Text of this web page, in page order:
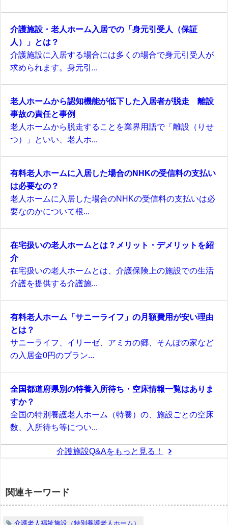
介護施設・老人ホーム入居での「身元引受人（保証
人）」とは？
介護施設に入居する場合には多くの場合で身元引受人が
求められます。身元引...
老人ホームから認知機能が低下した入居者が脱走 離設
事故の責任と事例
老人ホームから脱走することを業界用語で「離設（りせ
つ）」といい、老人ホ...
有料老人ホームに入居した場合のNHKの受信料の支払い
は必要なの？
老人ホームに入居した場合のNHKの受信料の支払いは必
要なのかについて根...
在宅扱いの老人ホームとは？メリット・デメリットを紹
介
在宅扱いの老人ホームとは、介護保険上の施設での生活
介護を提供する介護施...
有料老人ホーム「サニーライフ」の月額費用が安い理由
とは？
サニーライフ、イリーゼ、アミカの郷、そんぽの家など
の入居金0円のプラン...
全国都道府県別の特養入所待ち・空床情報一覧はありま
すか？
全国の特別養護老人ホーム（特養）の、施設ごとの空床
数、入所待ち等につい...
介護施設Q&Aをもっと見る！
関連キーワード
介護老人福祉施設（特別養護老人ホーム）